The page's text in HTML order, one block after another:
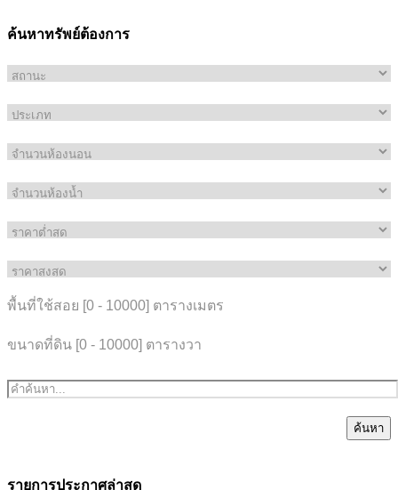
ค้นหาทรัพย์ต้องการ
พื้นที่ใช้สอย [0 - 10000] ตารางเมตร
ขนาดที่ดิน [0 - 10000] ตารางวา
ค้นหา
รายการประกาศล่าสุด